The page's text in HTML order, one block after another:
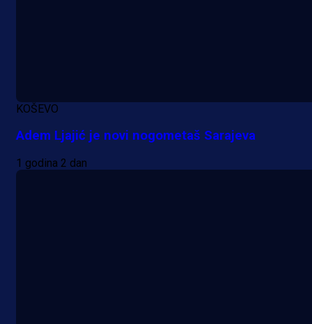
KOŠEVO
Adem Ljajić je novi nogometaš Sarajeva
1 godina 2 dan